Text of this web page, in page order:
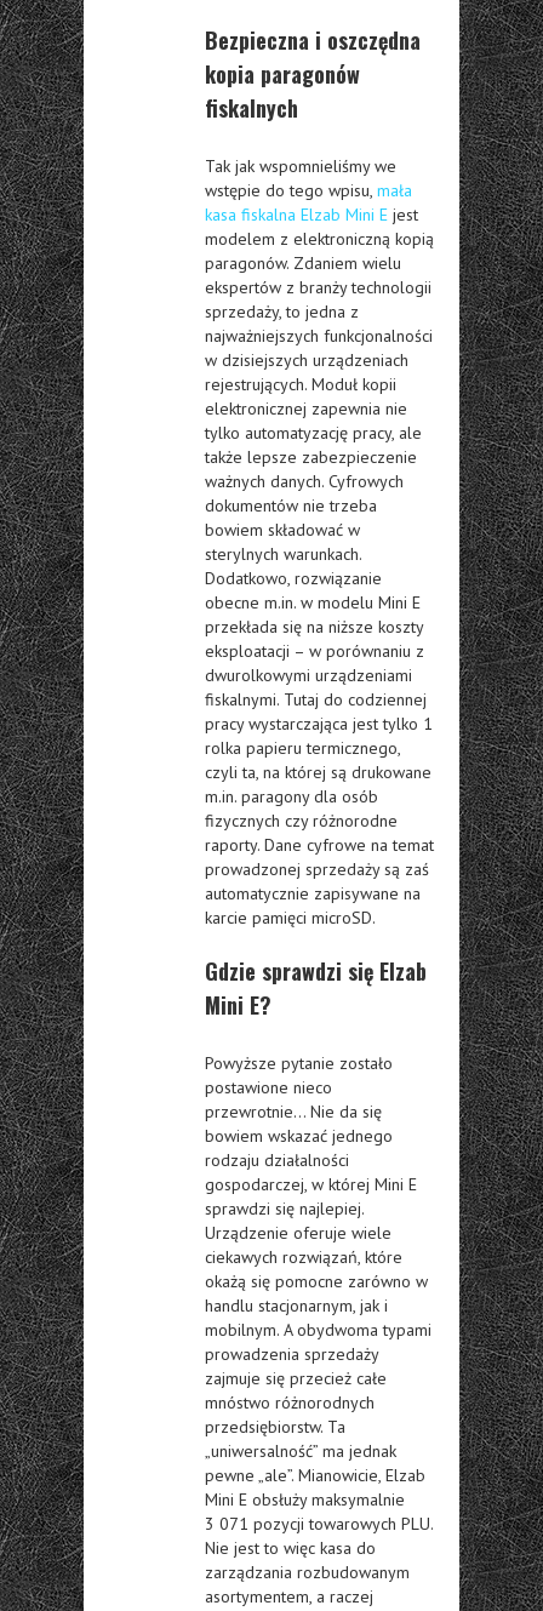
Bezpieczna i oszczędna
kopia paragonów
fiskalnych
Tak jak wspomnieliśmy we
wstępie do tego wpisu, mała
kasa fiskalna Elzab Mini E jest
modelem z elektroniczną kopią
paragonów. Zdaniem wielu
ekspertów z branży technologii
sprzedaży, to jedna z
najważniejszych funkcjonalności
w dzisiejszych urządzeniach
rejestrujących. Moduł kopii
elektronicznej zapewnia nie
tylko automatyzację pracy, ale
także lepsze zabezpieczenie
ważnych danych. Cyfrowych
dokumentów nie trzeba
bowiem składować w
sterylnych warunkach.
Dodatkowo, rozwiązanie
obecne m.in. w modelu Mini E
przekłada się na niższe koszty
eksploatacji – w porównaniu z
dwurolkowymi urządzeniami
fiskalnymi. Tutaj do codziennej
pracy wystarczająca jest tylko 1
rolka papieru termicznego,
czyli ta, na której są drukowane
m.in. paragony dla osób
fizycznych czy różnorodne
raporty. Dane cyfrowe na temat
prowadzonej sprzedaży są zaś
automatycznie zapisywane na
karcie pamięci microSD.
Gdzie sprawdzi się Elzab
Mini E?
Powyższe pytanie zostało
postawione nieco
przewrotnie… Nie da się
bowiem wskazać jednego
rodzaju działalności
gospodarczej, w której Mini E
sprawdzi się najlepiej.
Urządzenie oferuje wiele
ciekawych rozwiązań, które
okażą się pomocne zarówno w
handlu stacjonarnym, jak i
mobilnym. A obydwoma typami
prowadzenia sprzedaży
zajmuje się przecież całe
mnóstwo różnorodnych
przedsiębiorstw. Ta
„uniwersalność” ma jednak
pewne „ale”. Mianowicie, Elzab
Mini E obsłuży maksymalnie
3 071 pozycji towarowych PLU.
Nie jest to więc kasa do
zarządzania rozbudowanym
asortymentem, a raczej